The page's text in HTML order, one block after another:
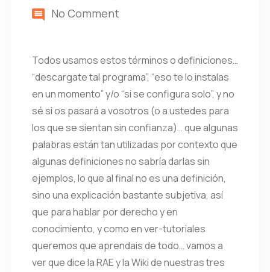
No Comment
Todos usamos estos términos o definiciones…
“descargate tal programa”, “eso te lo instalas
en un momento” y/o “si se configura solo”, y no
sé si os pasará a vosotros (o a ustedes para
los que se sientan sin confianza)… que algunas
palabras están tan utilizadas por contexto que
algunas definiciones no sabría darlas sin
ejemplos, lo que al final no es una definición,
sino una explicación bastante subjetiva, así
que para hablar por derecho y en
conocimiento, y como en ver-tutoriales
queremos que aprendais de todo… vamos a
ver que dice la RAE y la Wiki de nuestras tres